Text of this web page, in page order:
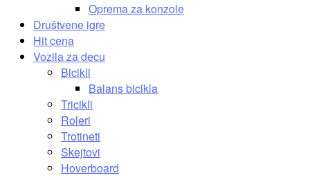
Oprema za konzole
Društvene igre
Hit cena
Vozila za decu
Bicikli
Balans bicikla
Tricikli
Roleri
Trotineti
Skejtovi
Hoverboard